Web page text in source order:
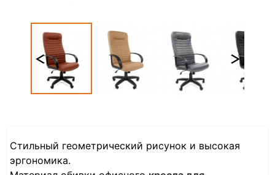
Стильный геометрический рисунок и высокая
эргономика.